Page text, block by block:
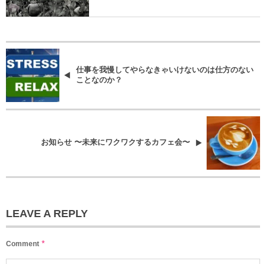
仕事を我慢してやらなきゃいけないのは仕方のない
ことなのか？
お知らせ 〜未来にワクワクするカフェ会〜
LEAVE A REPLY
Comment *